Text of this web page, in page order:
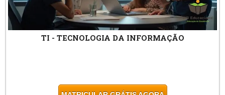
TI - TECNOLOGIA DA INFORMAÇÃO